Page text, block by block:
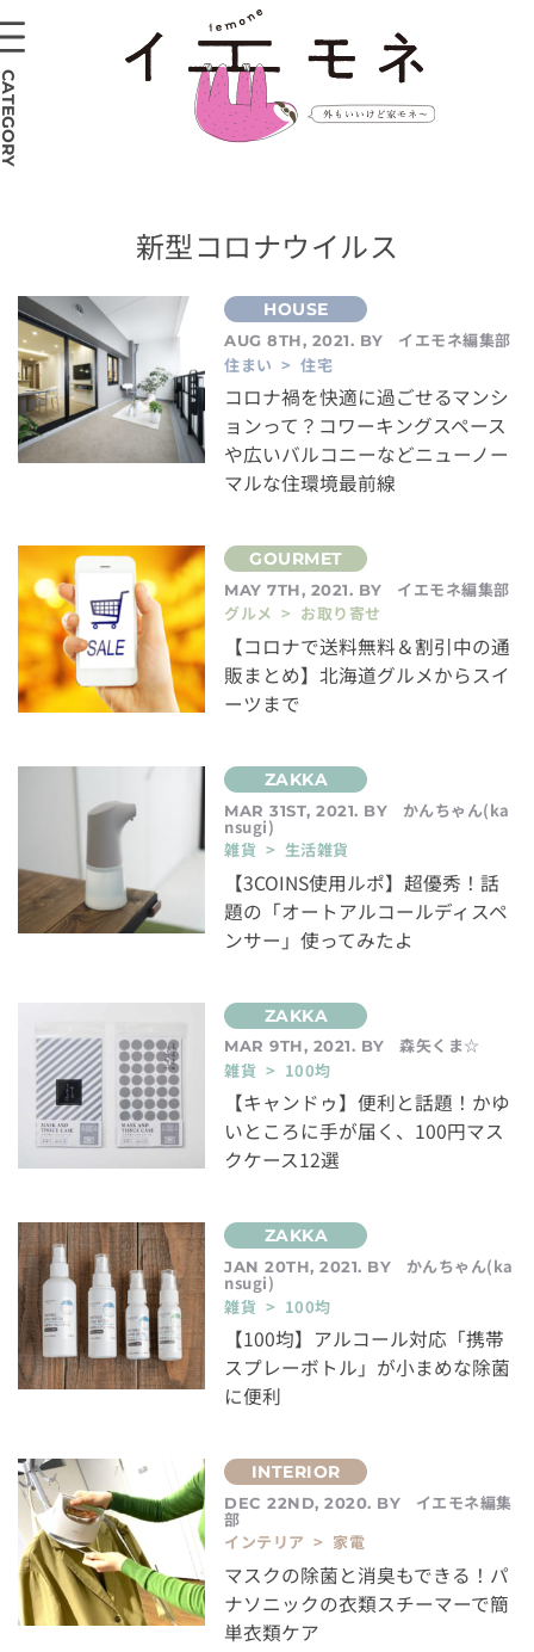
新型コロナウイルス
AUG 8TH, 2021. BY
イエモネ編集部
住まい > 住宅
コロナ禍を快適に過ごせるマンシ
ョンって？コワーキングスペース
や広いバルコニーなどニューノー
マルな住環境最前線
MAY 7TH, 2021. BY
イエモネ編集部
グルメ > お取り寄せ
【コロナで送料無料＆割引中の通
販まとめ】北海道グルメからスイ
ーツまで
MAR 31ST, 2021. BY かんちゃん(ka
nsugi)
雑貨 > 生活雑貨
【3COINS使用ルポ】超優秀！話
題の「オートアルコールディスペ
ンサー」使ってみたよ
MAR 9TH, 2021. BY
森矢くま☆
雑貨 > 100均
【キャンドゥ】便利と話題！かゆ
いところに手が届く、100円マス
クケース12選
JAN 20TH, 2021. BY かんちゃん(ka
nsugi)
雑貨 > 100均
【100均】アルコール対応「携帯
スプレーボトル」が小まめな除菌
に便利
DEC 22ND, 2020. BY イエモネ編集
部
インテリア > 家電
マスクの除菌と消臭もできる！パ
ナソニックの衣類スチーマーで簡
単衣類ケア